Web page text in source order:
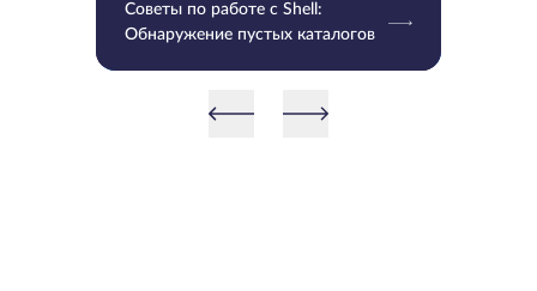
Советы по работе с Shell:
Обнаружение пустых каталогов